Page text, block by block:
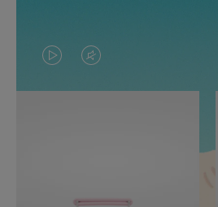
DAS
VIDEO
VIDEO
IST